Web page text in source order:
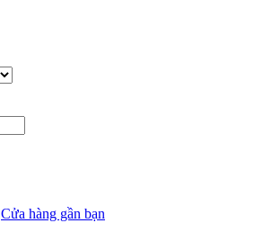
Cửa hàng gần bạn